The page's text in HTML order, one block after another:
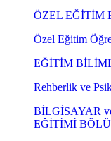
ÖZEL EĞİTİM
Özel Eğitim
EĞİTİM
Rehberlik ve
BİLGİSAYAR
EĞİTİMİ